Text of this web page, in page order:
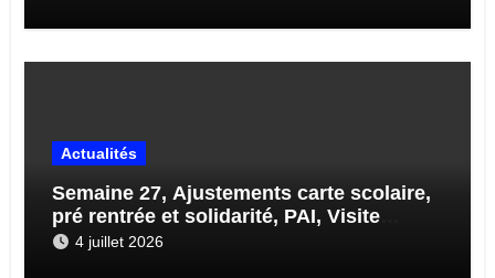
Actualités
Semaine 27, Ajustements carte scolaire,
pré rentrée et solidarité, PAI, Visite
médicale, Enquête sur École 71…
4 juillet 2026